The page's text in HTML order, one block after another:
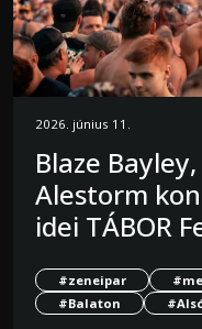
2026. június 11.
Blaze
Alestorm
idei TÁBOR
#zeneipar
#Balaton